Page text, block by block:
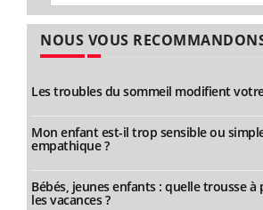
NOUS VOUS
Les troubles du sommeil modifient
Mon enfant est-il trop sensible ou
empathique ?
Bébés, jeunes enfants : quelle trousse à
les vacances ?